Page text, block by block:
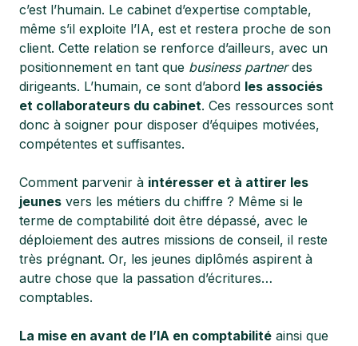
c’est l’humain. Le cabinet d’expertise comptable,
même s’il exploite l’IA, est et restera proche de son
client. Cette relation se renforce d’ailleurs, avec un
positionnement en tant que business partnerdes
dirigeants. L’humain, ce sont d’abord les associés
et collaborateurs du cabinet. Ces ressources sont
donc à soigner pour disposer d’équipes motivées,
compétentes et suffisantes.
Comment parvenir à intéresser et à attirer les
jeunes vers les métiers du chiffre ? Même si le
terme de comptabilité doit être dépassé, avec le
déploiement des autres missions de conseil, il reste
très prégnant. Or, les jeunes diplômés aspirent à
autre chose que la passation d’écritures…
comptables.
La mise en avant de l’IA en comptabilité ainsi que